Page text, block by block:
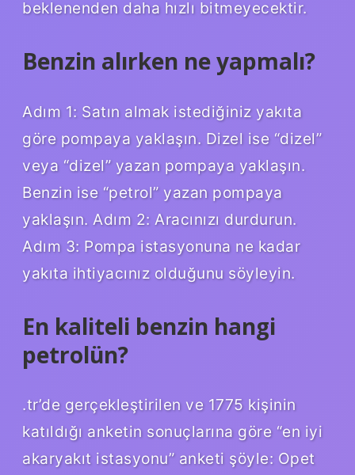
beklenenden daha hızlı bitmeyecektir.
Benzin alırken ne yapmalı?
Adım 1: Satın almak istediğiniz yakıta
göre pompaya yaklaşın. Dizel ise “dizel”
veya “dizel” yazan pompaya yaklaşın.
Benzin ise “petrol” yazan pompaya
yaklaşın. Adım 2: Aracınızı durdurun.
Adım 3: Pompa istasyonuna ne kadar
yakıta ihtiyacınız olduğunu söyleyin.
En kaliteli benzin hangi
petrolün?
.tr’de gerçekleştirilen ve 1775 kişinin
katıldığı anketin sonuçlarına göre “en iyi
akaryakıt istasyonu” anketi şöyle: Opet